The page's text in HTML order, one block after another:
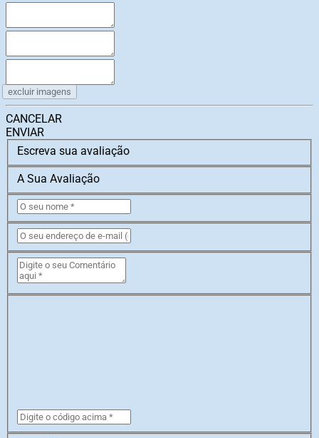
excluir imagens
CANCELAR
ENVIAR
Escreva sua avaliação
A Sua Avaliação